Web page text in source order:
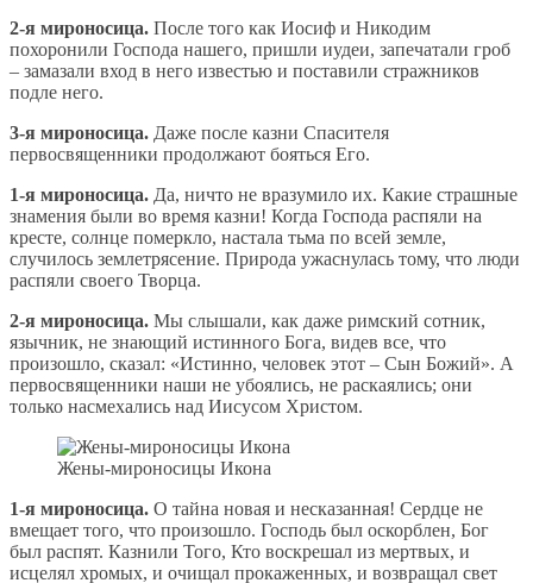
2-я мироносица. После того как Иосиф и Никодим
похоронили Господа нашего, пришли иудеи, запечатали гроб
– замазали вход в него известью и поставили стражников
подле него.
3-я мироносица. Даже после казни Спасителя
первосвященники продолжают бояться Его.
1-я мироносица. Да, ничто не вразумило их. Какие страшные
знамения были во время казни! Когда Господа распяли на
кресте, солнце померкло, настала тьма по всей земле,
случилось землетрясение. Природа ужаснулась тому, что люди
распяли своего Творца.
2-я мироносица. Мы слышали, как даже римский сотник,
язычник, не знающий истинного Бога, видев все, что
произошло, сказал: «Истинно, человек этот – Сын Божий». А
первосвященники наши не убоялись, не раскаялись; они
только насмехались над Иисусом Христом.
Жены-мироносицы Икона
1-я мироносица. О тайна новая и несказанная! Сердце не
вмещает того, что произошло. Господь был оскорблен, Бог
был распят. Казнили Того, Кто воскрешал из мертвых, и
исцелял хромых, и очищал прокаженных, и возвращал свет